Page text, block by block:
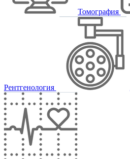
Томография
Рентгенология